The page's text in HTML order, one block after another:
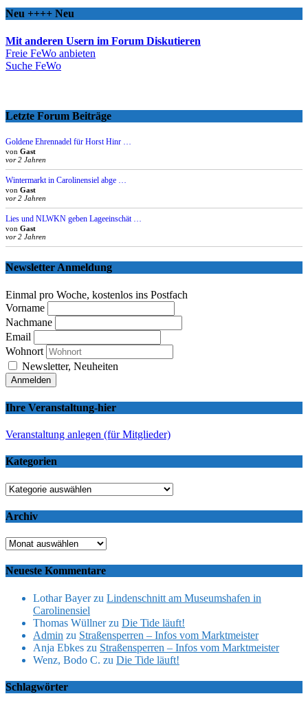
Neu ++++ Neu
Mit anderen Usern im Forum Diskutieren
Freie FeWo anbieten
Suche FeWo
Letzte Forum Beiträge
Goldene Ehrennadel für Horst Hinr …
von Gast
vor 2 Jahren
Wintermarkt in Carolinensiel abge …
von Gast
vor 2 Jahren
Lies und NLWKN geben Lageeinschät …
von Gast
vor 2 Jahren
Newsletter Anmeldung
Einmal pro Woche, kostenlos ins Postfach
Vorname
Nachmane
Email
Wohnort
Newsletter, Neuheiten
Ihre Veranstaltung-hier
Veranstaltung anlegen (für Mitglieder)
Kategorien
Kategorien
Archiv
Archiv
Neueste Kommentare
Lothar Bayerzu Lindenschnitt am Museumshafen in
Carolinensiel
Thomas Wüllnerzu Die Tide läuft!
Admin zu Straßensperren – Infos vom Marktmeister
Anja Ebkes zu Straßensperren – Infos vom Marktmeister
Wenz, Bodo C. zu Die Tide läuft!
Schlagwörter